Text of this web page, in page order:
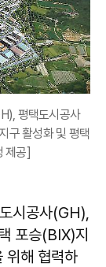
평택도시공사
구 활성화 및 평택
제공]
시공사(GH),
포승(BIX)지
위해 협력하